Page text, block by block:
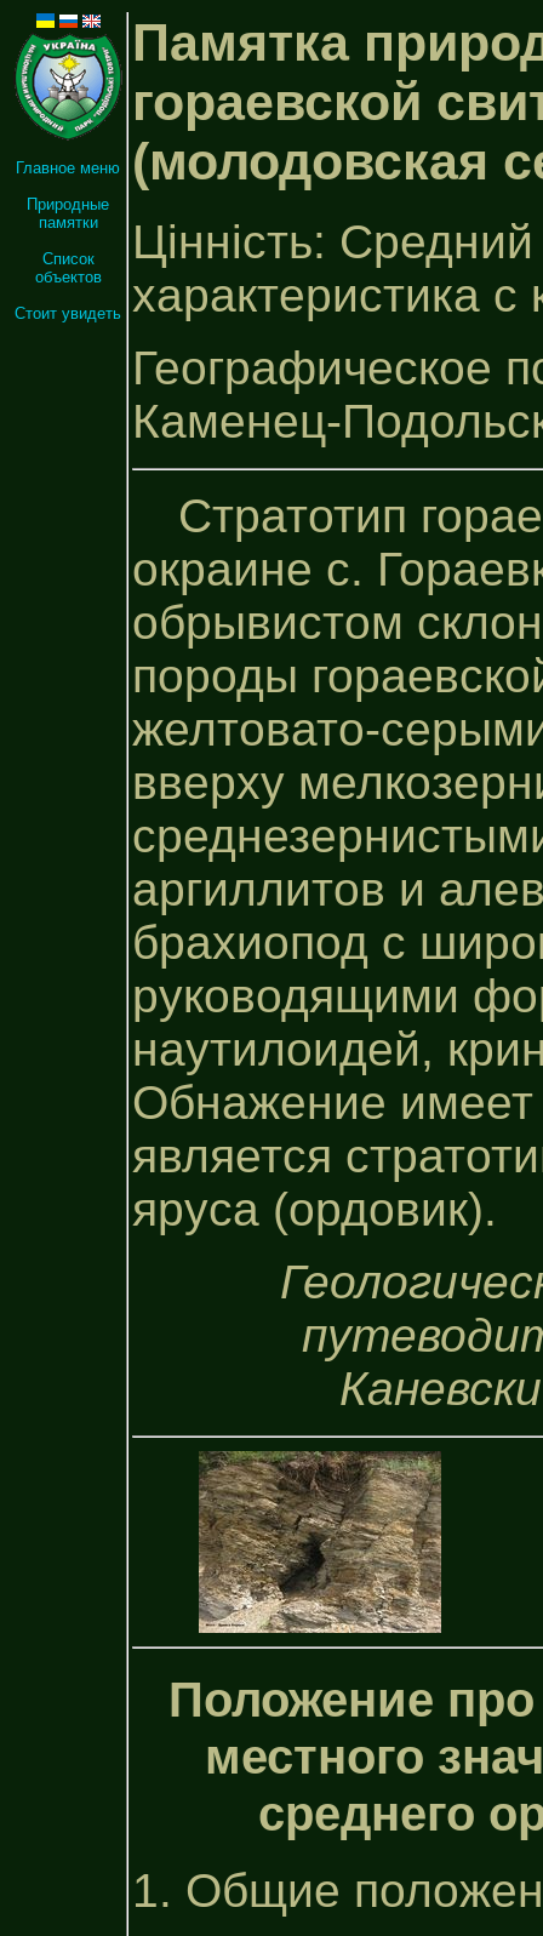
Главное меню
Природные
памятки
Список
объектов
Стоит увидеть
Памятка
гораевской
(молодовская
Цінність:
характеристика
Географическое
Каменец-
Стратотип
окраине с.
обрывистом
породы
желтовато-
вверху
аргиллитов и
брахиопод с
руководящими
наутилоидей,
Обнажение имеет
является
яруса (ордовик).
Положение
местного
среднего
1. Общие